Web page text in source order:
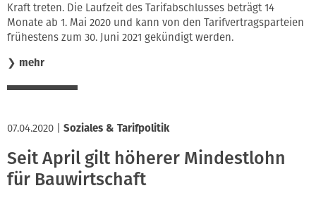
Kraft treten. Die Laufzeit des Tarifabschlusses beträgt 14
Monate ab 1. Mai 2020 und kann von den Tarifvertragsparteien
frühestens zum 30. Juni 2021 gekündigt werden.
❯ mehr
07.04.2020 Soziales & Tarifpolitik
Seit April gilt höherer Mindestlohn
für Bauwirtschaft